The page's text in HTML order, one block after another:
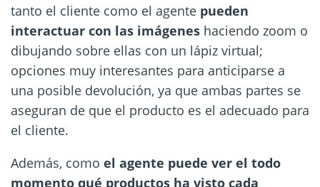
tanto el cliente como el agente pueden
interactuar con las imágenes haciendo zoom o
dibujando sobre ellas con un lápiz virtual;
opciones muy interesantes para anticiparse a
una posible devolución, ya que ambas partes se
aseguran de que el producto es el adecuado para
el cliente.
Además, como el agente puede ver el todo
momento qué productos ha visto cada